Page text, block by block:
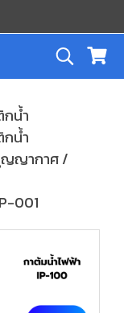
กน้ำ
กน้ำ
ญญากาศ /
001